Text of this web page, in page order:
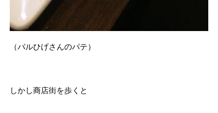
（バルひげさんのパテ）
しかし商店街を歩くと